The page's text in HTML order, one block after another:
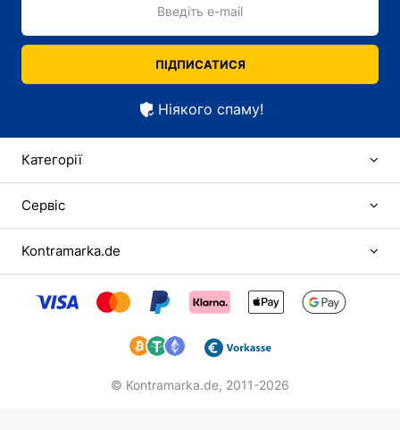
Введіть e-mail
ПІДПИСАТИСЯ
Ніякого спаму!
Категорії
Сервіс
Kontramarka.de
© Kontramarka.de, 2011-2026